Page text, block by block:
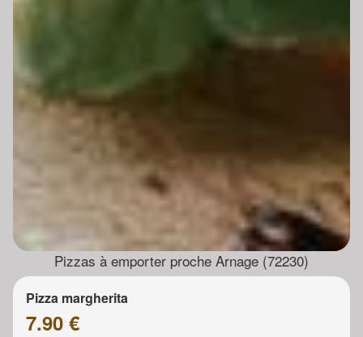
Pizzas à emporter proche Arnage (72230)
Pizza margherita
7.90 €